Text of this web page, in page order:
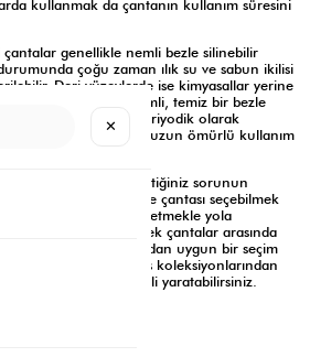
kullanmak da çantanın kullanım süresini
çantalar genellikle nemli bezle silinebilir
çoğu zaman ılık su ve sabun ikilisi
Deri yüzeylerde ise kimyasallar yerine
ya da çoğunlukla nemli, temiz bir bezle
Fermuarların periyodik olarak
ve iç temizliği, uzun ömürlü kullanım
diye merak ettiğiniz sorunun
göre, ideal bir üniversite çantası seçebilmek
göre hareket etmekle yola
kullanılabilecek çantalar arasında
seçenekleri arasından uygun bir seçim
siz de Shule Bags koleksiyonlarından
özgün bir kampüs stili yaratabilirsiniz.
✕